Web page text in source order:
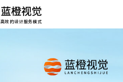
高效的设计服务模式